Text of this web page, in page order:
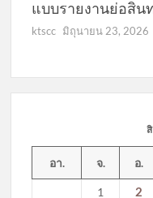
แบบรายงานย่อสิน
ktscc มิถุนายน 23, 2026
อา. จ. อ.
1 2